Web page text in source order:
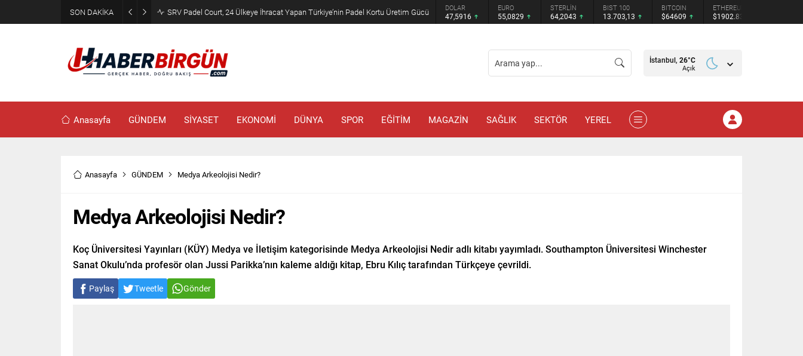
SON DAKİKA SRV Padel Court, 24 Ülkeye İhracat Yapan Türkiye’nin Padel Kortu Üretim Gücü
GRAM ALTIN
6.521,34
DOLAR
47,5916
EURO
55,0829
STERLİN
64,2043
BIST 100
13.703,13
BITCOIN
$64609
ETHEREUM
$1902.83
İstanbul, 26°C
Açık
Anasayfa GÜNDEM SİYASET EKONOMİ DÜNYA SPOR EĞİTİM MAGAZİN SAĞLIK SEKTÖR YEREL
Anasayfa GÜNDEM Medya Arkeolojisi Nedir?
Medya Arkeolojisi Nedir?
Koç Üniversitesi Yayınları (KÜY) Medya ve İletişim kategorisinde Medya Arkeolojisi Nedir adlı kitabı yayımladı. Southampton Üniversitesi Winchester
Sanat Okulu’nda profesör olan Jussi Parikka’nın kaleme aldığı kitap, Ebru Kılıç tarafından Türkçeye çevrildi.
Paylaş Tweetle Gönder